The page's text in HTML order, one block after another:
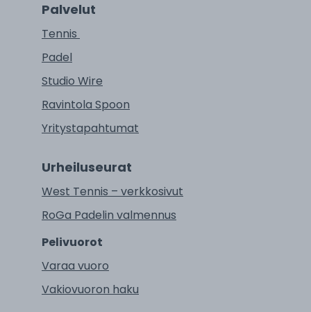
Palvelut
Tennis
Padel
Studio Wire
Ravintola Spoon
Yritystapahtumat
Urheiluseurat
West Tennis – verkkosivut
RoGa Padelin valmennus
Pelivuorot
Varaa vuoro
Vakiovuoron haku